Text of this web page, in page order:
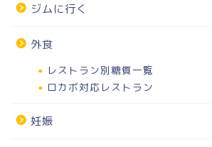
ジムに行く
外食
レストラン別糖質一覧
ロカボ対応レストラン
妊娠